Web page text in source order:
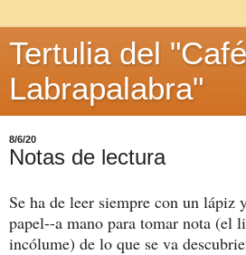
Tertulia del "Café
Labrapalabra"
8/6/20
Notas de lectura
Se ha de leer siempre con un lápiz
papel--a mano para tomar nota (el
incólume) de lo que se va